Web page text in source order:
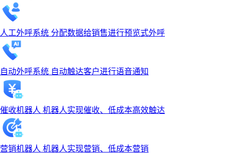
人工外呼系统 分配数据给销售进行预览式外呼
自动外呼系统 自动触达客户进行语音通知
催收机器人 机器人实现催收、低成本高效触达
营销机器人 机器人实现营销、低成本营销